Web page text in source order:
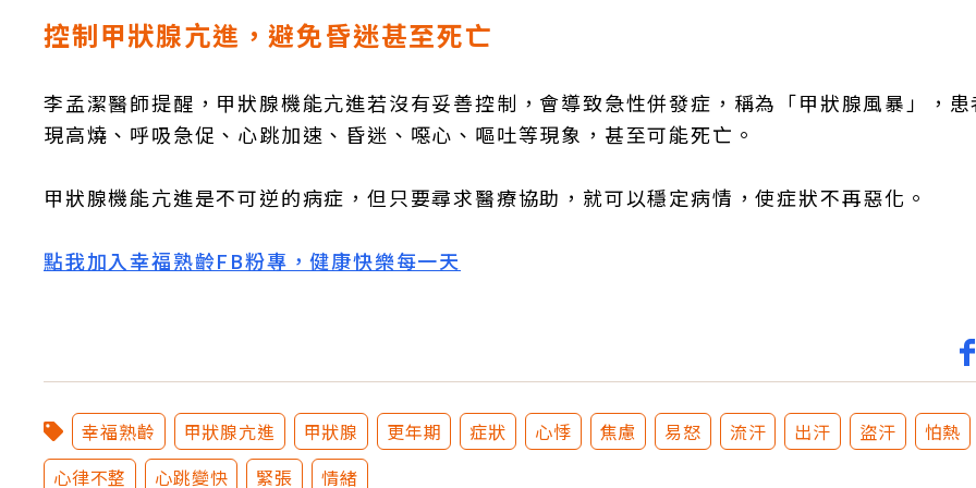
控制甲狀腺亢進，避免昏迷甚至死亡
李孟潔醫師提醒，甲狀腺機能亢進若沒有妥善控制，會導致急性併發症，稱為「甲狀腺風暴」，患
現高燒、呼吸急促、心跳加速、昏迷、噁心、嘔吐等現象，甚至可能死亡。
甲狀腺機能亢進是不可逆的病症，但只要尋求醫療協助，就可以穩定病情，使症狀不再惡化。
點我加入幸福熟齡FB粉專，健康快樂每一天
幸福熟齡 甲狀腺亢進 甲狀腺 更年期 症狀 心悸 焦慮 易怒 流汗 出汗 盜汗 怕熱
心律不整
心跳變快 緊張 情緒